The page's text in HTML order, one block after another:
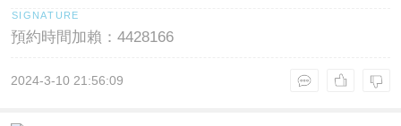
預約時間加賴：4428166
2024-3-10 21:56:09